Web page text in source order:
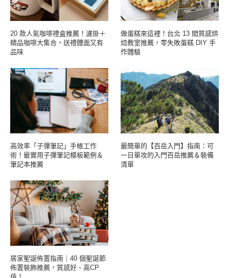
20 款人氣咖啡禮盒推薦！濾掛＋
精品咖啡大集合，送禮體面又有
品味
做蛋糕來這裡！台北 13 間質感烘
焙教室推薦，零失敗蛋糕 DIY 手
作體驗
高效率「子彈筆記」手帳工作
術！最實用子彈筆記模板範例＆
筆記本推薦
最簡單的【百岳入門】指南：可
一日單攻的入門百岳推薦＆裝備
清單
居家聖誕佈置指南｜40 個聖誕節
佈置裝飾推薦，質感好、高CP